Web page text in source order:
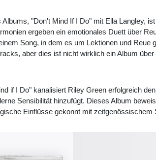
Albums, "Don't Mind If I Do" mit Ella Langley,
ergeben ein emotionales Duett über
Song, in dem es um Lektionen und Reue
aber dies ist nicht wirklich ein Album
if I Do" kanalisiert Riley Green erfolgreich
Sensibilität hinzufügt. Dieses Album
Einflüsse gekonnt mit zeitgenössischem